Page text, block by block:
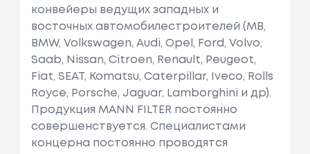
конвейеры ведущих западных и
восточных автомобилестроителей (MB,
BMW, Volkswagen, Audi, Opel, Ford, Volvo,
Saab, Nissan, Citroen, Renault, Peugeot,
Fiat, SEAT, Komatsu, Caterpillar, Iveco, Rolls
Royce, Porsche, Jaguar, Lamborghini и др).
Продукция MANN FILTER постоянно
совершенствуется. Специалистами
концерна постоянно проводятся